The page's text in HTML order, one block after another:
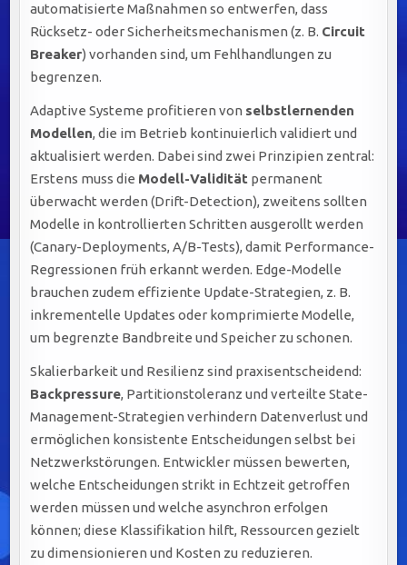
automatisierte Maßnahmen so entwerfen, dass
Rücksetz- oder Sicherheitsmechanismen (z. B. Circuit
Breaker) vorhanden sind, um Fehlhandlungen zu
begrenzen.
Adaptive Systeme profitieren von selbstlernenden
Modellen, die im Betrieb kontinuierlich validiert und
aktualisiert werden. Dabei sind zwei Prinzipien zentral:
Erstens muss die Modell-Validität permanent
überwacht werden (Drift-Detection), zweitens sollten
Modelle in kontrollierten Schritten ausgerollt werden
(Canary-Deployments, A/B-Tests), damit Performance-
Regressionen früh erkannt werden. Edge-Modelle
brauchen zudem effiziente Update-Strategien, z. B.
inkrementelle Updates oder komprimierte Modelle,
um begrenzte Bandbreite und Speicher zu schonen.
Skalierbarkeit und Resilienz sind praxisentscheidend:
Backpressure, Partitionstoleranz und verteilte State-
Management-Strategien verhindern Datenverlust und
ermöglichen konsistente Entscheidungen selbst bei
Netzwerkstörungen. Entwickler müssen bewerten,
welche Entscheidungen strikt in Echtzeit getroffen
werden müssen und welche asynchron erfolgen
können; diese Klassifikation hilft, Ressourcen gezielt
zu dimensionieren und Kosten zu reduzieren.